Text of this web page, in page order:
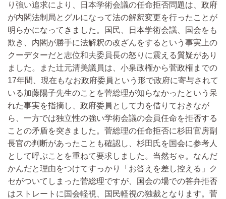
り強い追求により、日本学術会議の任命拒否問題は、政府
が内閣法制局とグルになって法の解釈変更を行ったことが
明らかになってきました。国民、日本学術会議、国会をも
欺き、内閣が勝手に法解釈の改ざんをするという事実上の
クーデターだと志位和夫委員長の怒りに震える質疑があり
ました。また辻元清美議員は、小泉政権から菅政権までの
17年間、現在もなお政府委員という形で政府に寄与されて
いる加藤陽子先生のことを菅総理が知らなかったという呆
れた事実を指摘し、政府委員として力を借りておきなが
ら、一方では独立性の強い学術会議の会員任命を拒否する
ことの矛盾を突きました。菅総理の任命拒否に杉田官房副
長官の判断があったことも確認し、杉田氏を国会に参考人
として呼ぶことを重ねて要求しました。当然ぢゃ。なんだ
かんだと理由をつけてすっかり「お答えを差し控える」ク
セがついてしまった菅総理ですが、国会の場での答弁拒否
はストレートに国会軽視、国民軽視の独裁となります。菅